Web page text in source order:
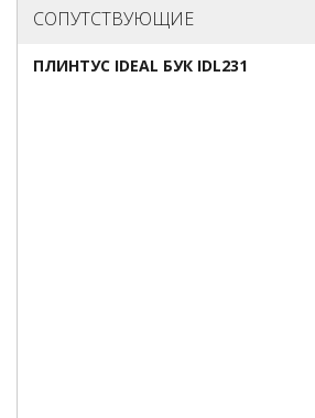
СОПУТСТВУЮЩИЕ
ПЛИНТУС IDEAL БУК IDL231